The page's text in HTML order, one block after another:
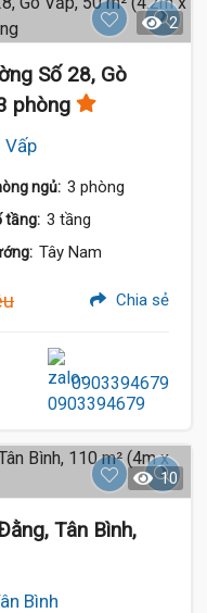
2
Số 28, Gò
phòng
Vấp
ngủ: 3 phòng
tầng: 3 tầng
Tây Nam
Chia sẻ
0903394679
10
Tân Bình,
Bình